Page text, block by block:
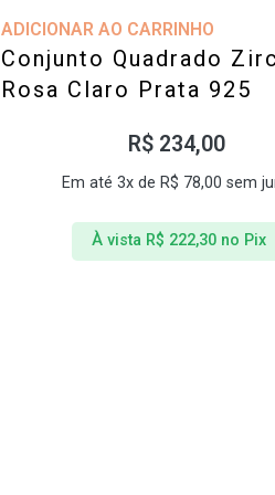
ADICIONAR AO CARRINHO
Conjunto Quadrado
Rosa Claro Prata 925
R$ 234,00
Em até 3x de R$ 78,00 sem
À vista R$ 222,30 no Pix